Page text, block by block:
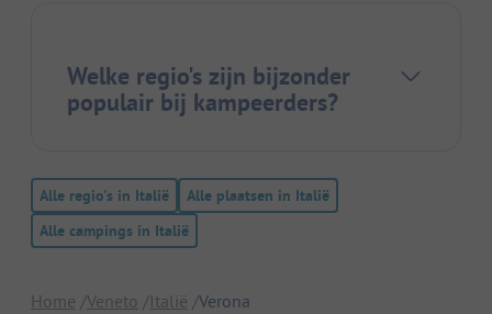
Welke regio's zijn bijzonder
populair bij kampeerders?
Alle regio's in Italië
Alle plaatsen in Italië
Alle campings in Italië
Home Veneto Italië Verona